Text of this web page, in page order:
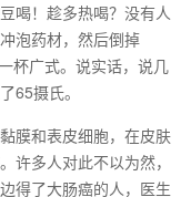
喝！趁多热喝？没有人
泡药材，然后倒掉
杯广式。说实话，说几
65摄氏。
膜和表皮细胞，在皮肤
许多人对此不以为然，
得了大肠癌的人，医生